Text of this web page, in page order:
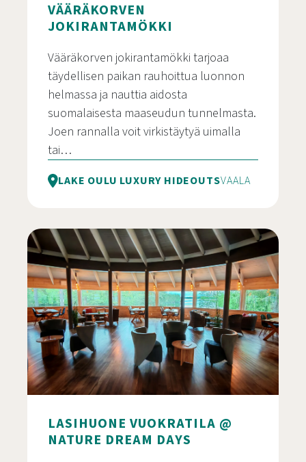
VÄÄRÄKORVEN
JOKIRANTAMÖKKI
Vääräkorven jokirantamökki tarjoaa
täydellisen paikan rauhoittua luonnon
helmassa ja nauttia aidosta
suomalaisesta maaseudun tunnelmasta.
Joen rannalla voit virkistäytyä uimalla
tai…
LAKE OULU LUXURY HIDEOUTSVAALA
LASIHUONE VUOKRATILA @
NATURE DREAM DAYS